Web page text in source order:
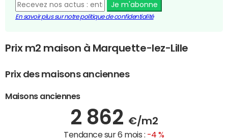
Je m'abonne
En savoir plus sur notre politique de confidentialité
Prix m2 maison à Marquette-lez-Lille
Prix des maisons anciennes
Maisons anciennes
2 862 €/m2
Tendance sur 6 mois : -4 %